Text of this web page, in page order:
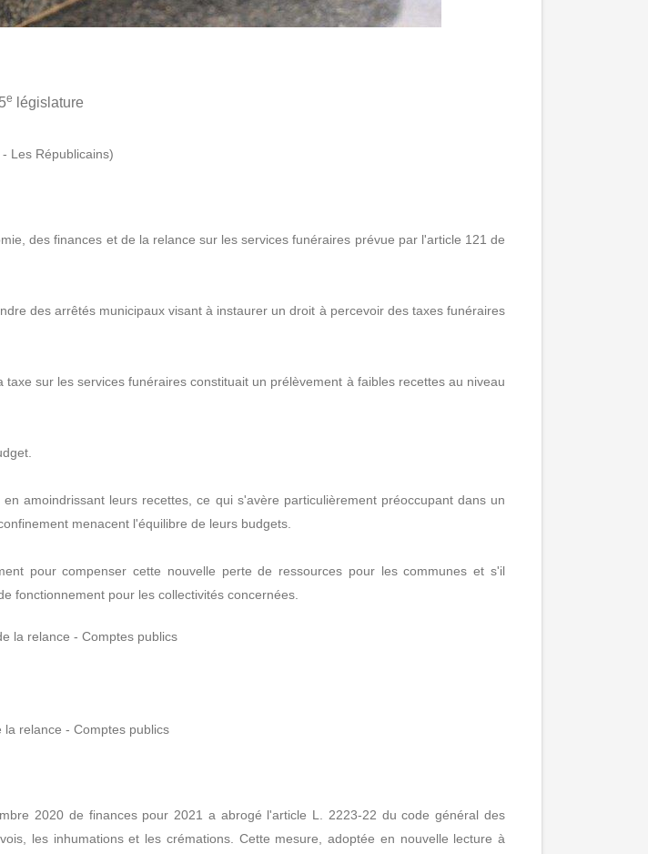
e législature
Les Républicains)
des finances et de la relance sur les services funéraires prévue par l'article 121 de
des arrêtés municipaux visant à instaurer un droit à percevoir des taxes funéraires
sur les services funéraires constituait un prélèvement à faibles recettes au niveau
amoindrissant leurs recettes, ce qui s'avère particulièrement préoccupant dans un
menacent l'équilibre de leurs budgets.
pour compenser cette nouvelle perte de ressources pour les communes et s'il
fonctionnement pour les collectivités concernées.
la relance - Comptes publics
relance - Comptes publics
2020 de finances pour 2021 a abrogé l'article L. 2223-22 du code général des
les inhumations et les crémations. Cette mesure, adoptée en nouvelle lecture à